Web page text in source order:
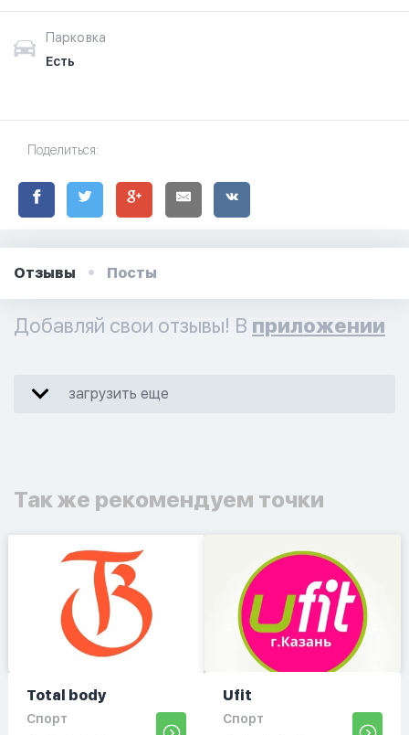
Парковка
Есть
Поделиться:
Отзывы Посты
Добавляй свои отзывы! В приложении
загрузить еще
Так же рекомендуем точки
Total body
Спорт
Ufit
Спорт